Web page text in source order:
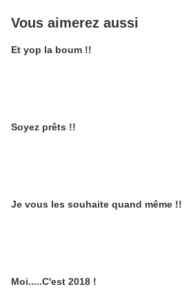
Vous aimerez aussi
Et yop la boum !!
Soyez prêts !!
Je vous les souhaite quand même !!
Moi.....C'est 2018 !